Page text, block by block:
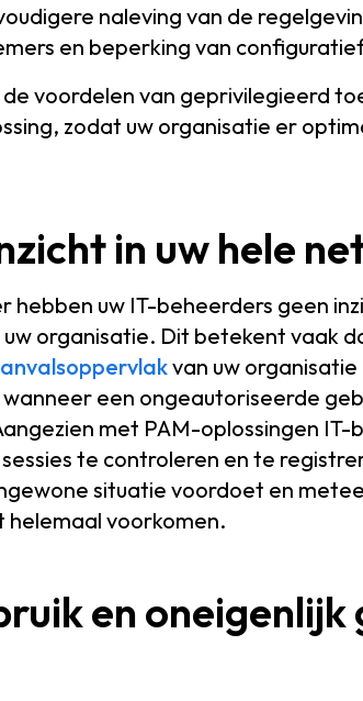
naleving van de
en beperking van
voordelen van geprivilegieerd
zodat uw organisatie er
in uw hele
uw IT-beheerders geen
organisatie. Dit betekent vaak
van uw
een ongeautoriseerde
met PAM-oplossingen IT-
te controleren en te
situatie voordoet en
voorkomen.
en oneigenlijk